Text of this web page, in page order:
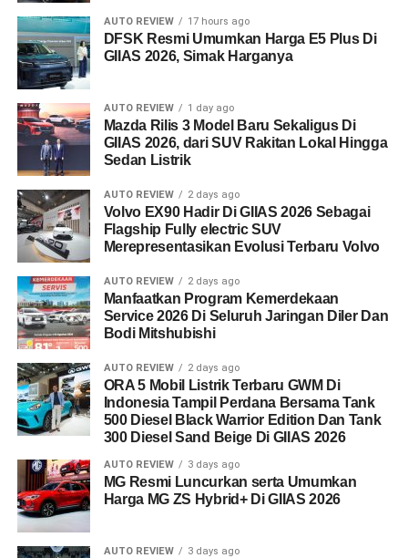
AUTO REVIEW 17 hours ago
DFSK Resmi Umumkan Harga E5 Plus Di
GIIAS 2026, Simak Harganya
AUTO REVIEW 1 day ago
Mazda Rilis 3 Model Baru Sekaligus Di
GIIAS 2026, dari SUV Rakitan Lokal Hingga
Sedan Listrik
AUTO REVIEW 2 days ago
Volvo EX90 Hadir Di GIIAS 2026 Sebagai
Flagship Fully electric SUV
Merepresentasikan Evolusi Terbaru Volvo
AUTO REVIEW 2 days ago
Manfaatkan Program Kemerdekaan
Service 2026 Di Seluruh Jaringan Diler Dan
Bodi Mitshubishi
AUTO REVIEW 2 days ago
ORA 5 Mobil Listrik Terbaru GWM Di
Indonesia Tampil Perdana Bersama Tank
500 Diesel Black Warrior Edition Dan Tank
300 Diesel Sand Beige Di GIIAS 2026
AUTO REVIEW 3 days ago
MG Resmi Luncurkan serta Umumkan
Harga MG ZS Hybrid+ Di GIIAS 2026
AUTO REVIEW 3 days ago